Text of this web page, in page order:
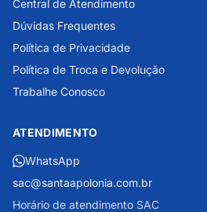
Central de Atendimento
Dúvidas Frequentes
Política de Privacidade
Política de Troca e Devolução
Trabalhe Conosco
ATENDIMENTO
WhatsApp
sac@santaapolonia.com.br
Horário de atendimento SAC